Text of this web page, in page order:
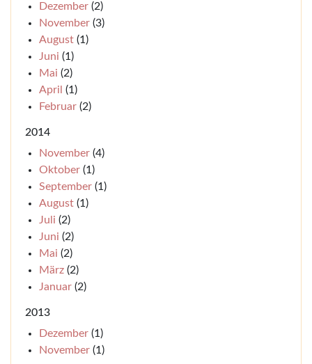
Dezember (2)
November (3)
August (1)
Juni (1)
Mai (2)
April (1)
Februar (2)
2014
November (4)
Oktober (1)
September (1)
August (1)
Juli (2)
Juni (2)
Mai (2)
März (2)
Januar (2)
2013
Dezember (1)
November (1)